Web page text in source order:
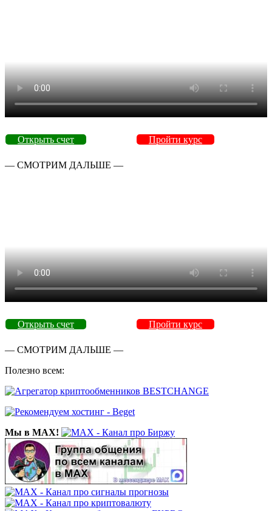
Открыть счет Пройти курс
— СМОТРИМ ДАЛЬШЕ —
Открыть счет Пройти курс
— СМОТРИМ ДАЛЬШЕ —
Полезно всем:
Мы в MAX!